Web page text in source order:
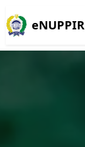
eNUPPIR